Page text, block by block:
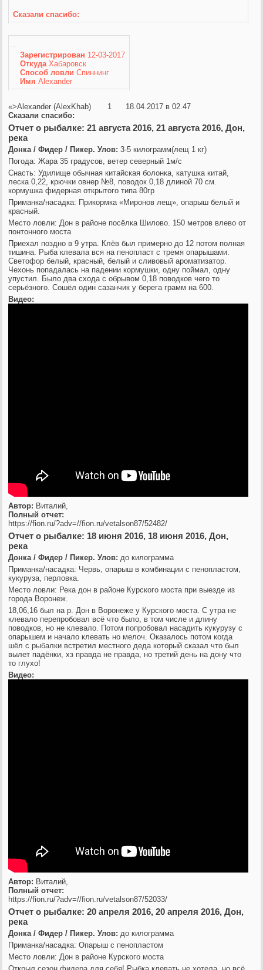
Сказали спасибо:
Зарегистрирован 12-03-2017
ОткудаХабаровск
Способ ловли Спиннинг
Имя Alexander
«>Alexander (AlexKhab) 1 18.04.2017 в 02.47
Сказали спасибо:
Отчет о рыбалке: 21 августа 2016, 21 августа 2016, Дон,
река
Донка / Фидер / Пикер. Улов:3-5 килограмм(лещ 1 кг)
Погода: Жара 35 градусов, ветер северный 1м/с
Снасть: Удилище обычная китайская болонка, катушка китай,
леска 0,22, крючки овнер №8, поводок 0,18 длиной 70 см.
кормушка фидерная открытого типа 80гр
Приманка/насадка: Прикормка «Миронов лещ», опарыш белый и
красный.
Место ловли: Дон в районе посёлка Шилово. 150 метров влево от
понтонного моста
Приехал поздно в 9 утра. Клёв был примерно до 12 потом полная
тишина. Рыба клевала вся на пенопласт с тремя опарышами.
Светофор белый, красный, белый и сливовый ароматизатор.
Чехонь попадалась на падении кормушки, одну поймал, одну
упустил. Было два схода с обрывом 0,18 поводков чего то
серьёзного. Сошёл один сазанчик у берега грамм на 600.
Видео:
Автор: Виталий,
Полный отчет:
https://fion.ru/?adv=//fion.ru/vetalson87/52482/
Отчет о рыбалке: 18 июня 2016, 18 июня 2016, Дон,
река
Донка / Фидер / Пикер. Улов:до килограмма
Приманка/насадка: Червь, опарыш в комбинации с пенопластом,
кукуруза, перловка.
Место ловли: Река дон в районе Курского моста при выезде из
города Воронеж.
18,06,16 был на р. Дон в Воронеже у Курского моста. С утра не
клевало перепробовал всё что было, в том числе и длину
поводков, но не клевало. Потом попробовал насадить кукурузу с
опарышем и начало клевать но мелоч. Оказалось потом когда
шёл с рыбалки встретил местного деда который сказал что был
вылет падёнки, хз правда не правда, но третий день на дону что
то глухо!
Видео:
Автор: Виталий,
Полный отчет:
https://fion.ru/?adv=//fion.ru/vetalson87/52033/
Отчет о рыбалке: 20 апреля 2016, 20 апреля 2016, Дон,
река
Донка / Фидер / Пикер. Улов:до килограмма
Приманка/насадка: Опарыш с пенопластом
Место ловли: Дон в районе Курского моста